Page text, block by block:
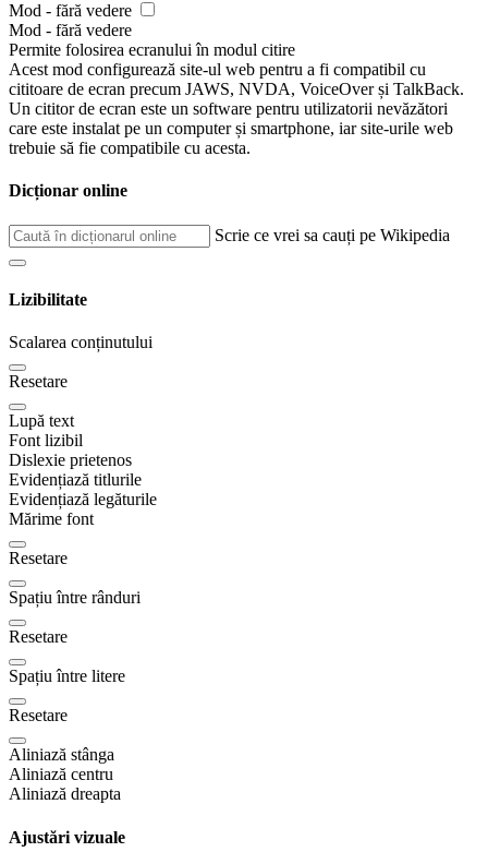
Mod - fără vedere
Mod - fără vedere
Permite folosirea ecranului în modul citire
Acest mod configurează site-ul web pentru a fi compatibil cu
cititoare de ecran precum JAWS, NVDA, VoiceOver și TalkBack.
Un cititor de ecran este un software pentru utilizatorii nevăzători
care este instalat pe un computer și smartphone, iar site-urile web
trebuie să fie compatibile cu acesta.
Dicționar online
Scrie ce vrei sa cauți pe Wikipedia
Lizibilitate
Scalarea conținutului
Resetare
Lupă text
Font lizibil
Dislexie prietenos
Evidențiază titlurile
Evidențiază legăturile
Mărime font
Resetare
Spațiu între rânduri
Resetare
Spațiu între litere
Resetare
Aliniază stânga
Aliniază centru
Aliniază dreapta
Ajustări vizuale